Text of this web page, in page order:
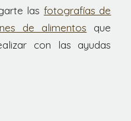
las fotografías de
de alimentos que
con las ayudas